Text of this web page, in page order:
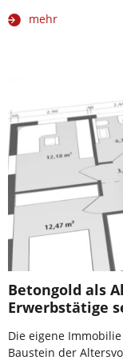
mehr
Betongold als
Erwerbstätige
Die eigene
Baustein der